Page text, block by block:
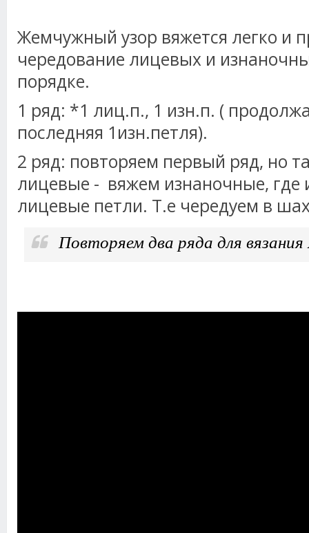
Жемчужный узор вяжется легко и
чередование лицевых и
порядке.
1 ряд: *1 лиц.п., 1 изн.п. (
последняя 1изн.петля).
2 ряд: повторяем первый ряд, но
лицевые - вяжем изнаночные, где
лицевые петли. Т.е чередуем в
Повторяем два ряда для